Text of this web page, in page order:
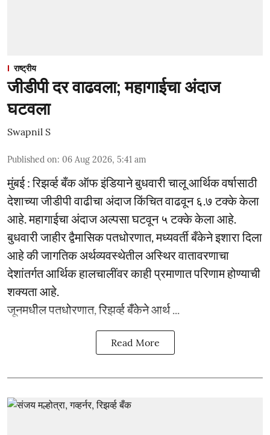
राष्ट्रीय
जीडीपी दर वाढवला; महागाईचा अंदाज
घटवला
Swapnil S
Published on: 06 Aug 2026, 5:41 am
मुंबई : रिझर्व्ह बँक ऑफ इंडियाने बुधवारी चालू आर्थिक वर्षासाठी
देशाच्या जीडीपी वाढीचा अंदाज किंचित वाढवून ६.७ टक्के केला
आहे. महागाईचा अंदाज अल्पसा घटवून ५ टक्के केला आहे.
बुधवारी जाहीर द्वैमासिक पतधोरणात, मध्यवर्ती बँकेने इशारा दिला
आहे की जागतिक अर्थव्यवस्थेतील अस्थिर वातावरणाचा
देशांतर्गत आर्थिक हालचालींवर काही प्रमाणात परिणाम होण्याची
शक्यता आहे.
जूनमधील पतधोरणात, रिझर्व्ह बँकेने आर्थ ...
Read More